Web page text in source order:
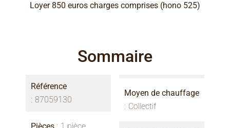
Loyer 850 euros charges comprises (hono 525)
Sommaire
Référence
87059130
Moyen de chauffage
Collectif